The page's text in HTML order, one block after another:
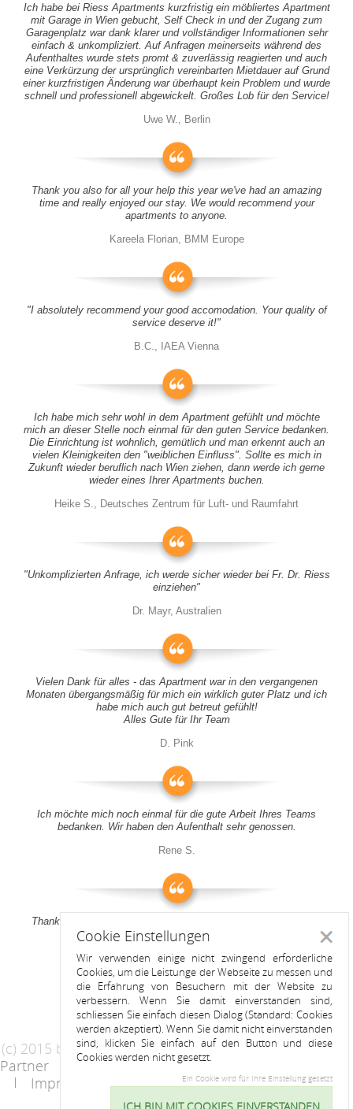
Ich habe bei Riess Apartments kurzfristig ein möbliertes Apartment
mit Garage in Wien gebucht, Self Check in und der Zugang zum
Garagenplatz war dank klarer und vollständiger Informationen sehr
einfach & unkompliziert. Auf Anfragen meinerseits während des
Aufenthaltes wurde stets promt & zuverlässig reagierten und auch
eine Verkürzung der ursprünglich vereinbarten Mietdauer auf Grund
einer kurzfristigen Änderung war überhaupt kein Problem und wurde
schnell und professionell abgewickelt. Großes Lob für den Service!
Uwe W., Berlin
Thank you also for all your help this year we've had an amazing
time and really enjoyed our stay. We would recommend your
apartments to anyone.
Kareela Florian, BMM Europe
"I absolutely recommend your good accomodation. Your quality of
service deserve it!"
B.C., IAEA Vienna
Ich habe mich sehr wohl in dem Apartment gefühlt und möchte
mich an dieser Stelle noch einmal für den guten Service bedanken.
Die Einrichtung ist wohnlich, gemütlich und man erkennt auch an
vielen Kleinigkeiten den "weiblichen Einfluss". Sollte es mich in
Zukunft wieder beruflich nach Wien ziehen, dann werde ich gerne
wieder eines Ihrer Apartments buchen.
Heike S., Deutsches Zentrum für Luft- und Raumfahrt
"Unkomplizierten Anfrage, ich werde sicher wieder bei Fr. Dr. Riess
einziehen"
Dr. Mayr, Australien
Vielen Dank für alles - das Apartment war in den vergangenen
Monaten übergangsmäßig für mich ein wirklich guter Platz und ich
habe mich auch gut betreut gefühlt!
Alles Gute für Ihr Team
D. Pink
Ich möchte mich noch einmal für die gute Arbeit Ihres Teams
bedanken. Wir haben den Aufenthalt sehr genossen.
Rene S.
Thank you all for your support! It was a pleasure to stay at your
apartment
Anitah S.
(c) 2015 by Riess Apartments
Partner
AGB
Datenschutzerklärung
Impressum
Kontakt
Cookie Einstellungen
Wir verwenden einige nicht zwingend erforderliche
Cookies, um die Leistunge der Webseite zu messen und
die Erfahrung von Besuchern mit der Website zu
verbessern. Wenn Sie damit einverstanden sind,
schliessen Sie einfach diesen Dialog (Standard: Cookies
werden akzeptiert). Wenn Sie damit nicht einverstanden
sind, klicken Sie einfach auf den Button und diese
Cookies werden nicht gesetzt.
Ein Cookie wird für Ihre Einstellung gesetzt